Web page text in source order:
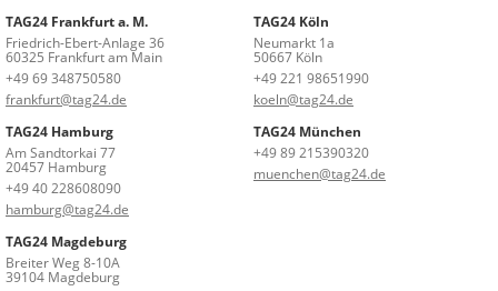
TAG24 Frankfurt a. M.
Friedrich-Ebert-Anlage 36
60325 Frankfurt am Main
+49 69 348750580
frankfurt@tag24.de
TAG24 Köln
Neumarkt 1a
50667 Köln
+49 221 98651990
koeln@tag24.de
TAG24 Hamburg
Am Sandtorkai 77
20457 Hamburg
+49 40 228608090
hamburg@tag24.de
TAG24 München
+49 89 215390320
muenchen@tag24.de
TAG24 Magdeburg
Breiter Weg 8-10A
39104 Magdeburg